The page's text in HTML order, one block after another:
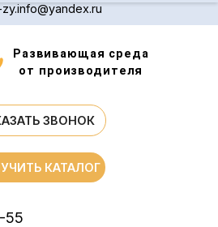
Развивающая среда
от производителя
ЗВОНОК
55
КАТАЛОГ